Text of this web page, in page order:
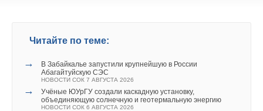
Читайте по теме:
→
В Забайкалье запустили крупнейшую в России
Абагайтуйскую СЭС
НОВОСТИ СОК 7 АВГУСТА 2026
→
Учёные ЮУрГУ создали каскадную установку,
объединяющую солнечную и геотермальную энергию
НОВОСТИ СОК 6 АВГУСТА 2026